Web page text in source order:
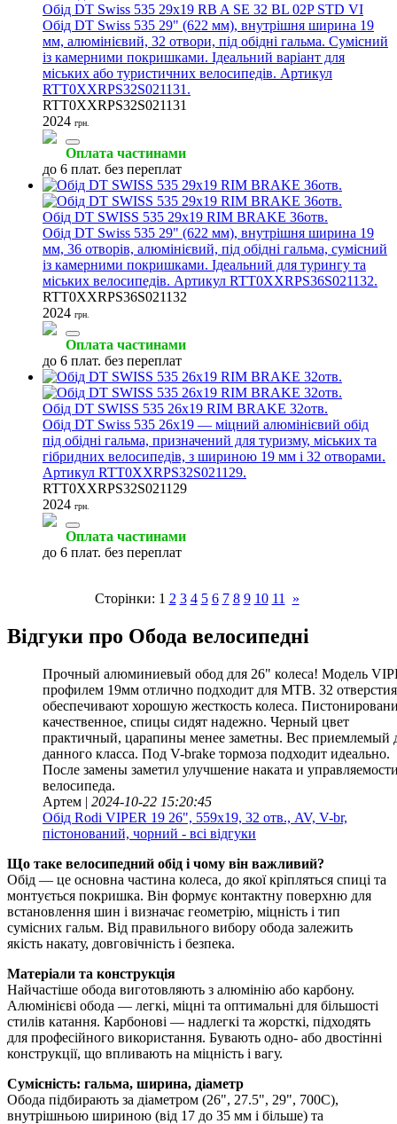
Обід DT Swiss 535 29x19 RB A SE 32 BL 02P STD VI
Обід DT Swiss 535 29" (622 мм), внутрішня ширина 19
мм, алюмінієвий, 32 отвори, під обідні гальма. Сумісний
із камерними покришками. Ідеальний варіант для
міських або туристичних велосипедів. Артикул
RTT0XXRPS32S021131.
RTT0XXRPS32S021131
2024 грн.
Оплата частинами
до 6 плат. без переплат
Обід DT SWISS 535 29x19 RIM BRAKE 36отв.
Обід DT Swiss 535 29" (622 мм), внутрішня ширина 19
мм, 36 отворів, алюмінієвий, під обідні гальма, сумісний
із камерними покришками. Ідеальний для турингу та
міських велосипедів. Артикул RTT0XXRPS36S021132.
RTT0XXRPS36S021132
2024 грн.
Оплата частинами
до 6 плат. без переплат
Обід DT SWISS 535 26x19 RIM BRAKE 32отв.
Обід DT Swiss 535 26x19 — міцний алюмінієвий обід
під обідні гальма, призначений для туризму, міських та
гібридних велосипедів, з шириною 19 мм і 32 отворами.
Артикул RTT0XXRPS32S021129.
RTT0XXRPS32S021129
2024 грн.
Оплата частинами
до 6 плат. без переплат
Сторінки: 1 2 3 4 5 6 7 8 9 10 11 »
Відгуки про Обода велосипедні
Прочный алюминиевый обод для 26" колеса! Модель
профилем 19мм отлично подходит для MTB. 32 отверстия
обеспечивают хорошую жесткость колеса.
качественное, спицы сидят надежно. Черный цвет
практичный, царапины менее заметны. Вес приемлемый
данного класса. Под V-brake тормоза подходит идеально.
После замены заметил улучшение наката и
велосипеда.
Артем | 2024-10-22 15:20:45
Обід Rodi VIPER 19 26", 559x19, 32 отв., AV, V-br,
пістонований, чорний - всі відгуки
Що таке велосипедний обід і чому він важливий?
Обід — це основна частина колеса, до якої кріпляться спиці та
монтується покришка. Він формує контактну поверхню для
встановлення шин і визначає геометрію, міцність і тип
сумісних гальм. Від правильного вибору обода залежить
якість накату, довговічність і безпека.
Матеріали та конструкція
Найчастіше обода виготовляють з алюмінію або карбону.
Алюмінієві обода — легкі, міцні та оптимальні для більшості
стилів катання. Карбонові — надлегкі та жорсткі, підходять
для професійного використання. Бувають одно- або двостінні
конструкції, що впливають на міцність і вагу.
Сумісність: гальма, ширина, діаметр
Обода підбирають за діаметром (26", 27.5", 29", 700C),
внутрішньою шириною (від 17 до 35 мм і більше) та